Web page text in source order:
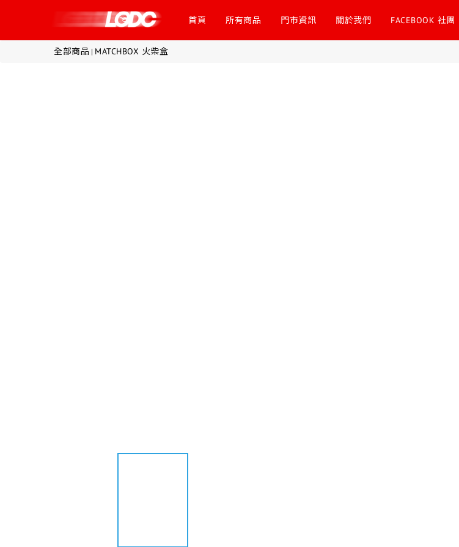
首頁 所有商品 門市資訊 關於我們 FACEBOOK 社團
全部商品 | MATCHBOX 火柴盒